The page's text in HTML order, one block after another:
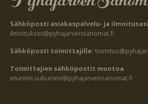
Sähköposti asiakaspalvelu- ja
ilmoitukset@pyhajarvensanomat.fi
Sähköposti toimittajille:
Toimittajien sähköpostit muotoa
etunimi.sukunimi@pyhajarvensanomat.fi